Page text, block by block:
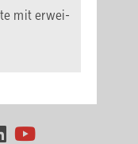
mit erwei­